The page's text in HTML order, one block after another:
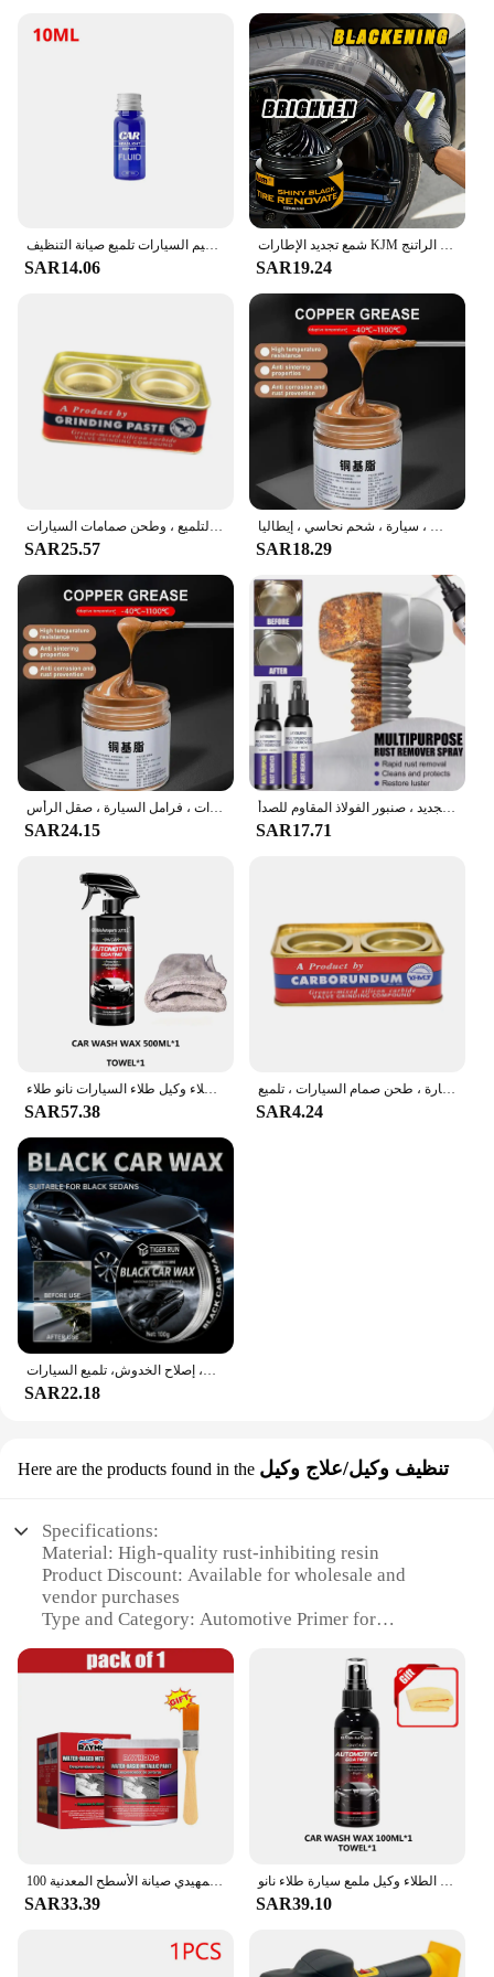
مزيل خدوش المصباح الأمامي للسيارة سريع 10-30 مللي حماية من الأشعة فوق البنفسجية منظف الضوء طقم ترميم السيارات تلميع صيانة التنظيف
SAR14.06
شمع تجديد الإطارات KJM وشمع التلميع الداخلي مناسب للعناية بالمطاط الراتنج ABS والداخلية البلاستيكية والإطارات.
SAR19.24
معجون طحن للدراجات النارية ، شبكة ، يزيل العيوب ، وإصلاح طلاء السيارة ، وأدوات التلميع ، وطحن صمامات السيارات
SAR25.57
شحم بخيوط نحاسية لبطانة فرامل السيارة ، زيوت تشحيم مانعة للاستيلاء ، ترس محور الترباس ، سيارة ، شحم نحاسي ، إيطاليا g
SAR18.29
شحم نحاسي مانع للحجز ، شحم خيطي للبراغي ، تروس المحاور ، تطبيقات السيارات ، فرامل السيارة ، صقل الرأس g
SAR24.15
مزيل الصدأ المعدني متعدد الوظائف ، تلميع عجلة السيارات وعامل التجديد ، صنبور الفولاذ المقاوم للصدأ
SAR17.71
السيارات السيراميك نانو طلاء السائل معطف نانو مسعور طبقة تلميع الطلاء طلاء وكيل طلاء السيارات نانو طلاء
SAR57.38
معجون إصلاح خدش السيارة ، طحن صمام السيارات ، تلميع
SAR4.24
شمع أسود جديد للسيارات - مزيل خدوش السيارة، أدوات العناية بالطلاء، مزيل الدوامة التلقائي، إصلاح الخدوش، تلميع السيارات
SAR22.18
Here are the products found in the تنظيف وكيل/علاج وكيل
Specifications:
Material: High-quality rust-inhibiting resin
Product Discount: Available for wholesale and
vendor purchases
Type and Category: Automotive Primer for
Design and Style: Easy-to-use aerosol spray can
Usage and Purpose: Ideal for preparing metal
surfaces for painting
Typical Adaptive Scenario: Suitable for use on cars,
trucks, and other vehicles
Shape or Size or Weight or Quantity: 12 oz. aerosol
cans, sold in sets
**Unmatched Corrosion Protection**
for anyone looking to safeguard their vehicles
against the ravages of rust and corrosion. The high-
100 جرام سيارة مكافحة الصدأ مزيل الصدأ المياه القائمة المعدنية الطلاء مكافحة الصدأ حماية طلاء السيارات التمهيدي صيانة الأسطح المعدنية
SAR33.39
السيارات طلاء نانو السيراميك السائل كواتين نانو مسعور طبقة تلميع تغليف الطلاء وكيل ملمع سيارة طلاء نانو
SAR39.10